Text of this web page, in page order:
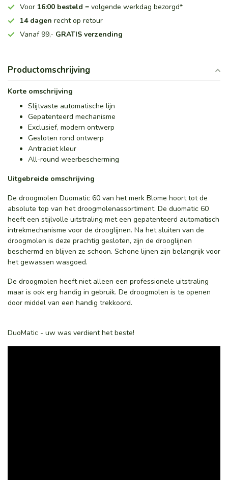
Voor 16:00 besteld = volgende werkdag bezorgd*
14 dagen recht op retour
Vanaf 99,- GRATIS verzending
Productomschrijving
Korte omschrijving
Slijtvaste automatische lijn
Gepatenteerd mechanisme
Exclusief, modern ontwerp
Gesloten rond ontwerp
Antraciet kleur
All-round weerbescherming
Uitgebreide omschrijving
De droogmolen Duomatic 60 van het merk Blome hoort tot de
absolute top van het droogmolenassortiment. De duomatic 60
heeft een stijlvolle uitstraling met een gepatenteerd automatisch
intrekmechanisme voor de drooglijnen. Na het sluiten van de
droogmolen is deze prachtig gesloten, zijn de drooglijnen
beschermd en blijven ze schoon. Schone lijnen zijn belangrijk voor
het gewassen wasgoed.
De droogmolen heeft niet alleen een professionele uitstraling
maar is ook erg handig in gebruik. De droogmolen is te openen
door middel van een handig trekkoord.
DuoMatic - uw was verdient het beste!